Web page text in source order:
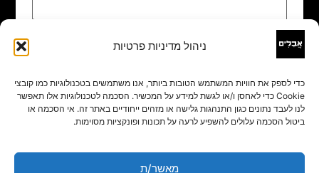
ניהול מדיניות פרטיות
כדי לספק את חוויות המשתמש הטובות ביותר, אנו משתמשים בטכנולוגיות כמו קובצי
Cookie כדי לאחסן ו/או לגשת למידע על המכשיר. הסכמה לטכנולוגיות אלו תאפשר
לנו לעבד נתונים כגון התנהגות גלישה או מזהים ייחודיים באתר זה. אי הסכמה או
ביטול הסכמה עלולים להשפיע לרעה על תכונות ופונקציות מסוימות.
מאשר/ת
שם
אימייל*